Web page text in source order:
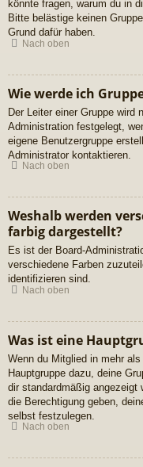
könnte fragen, warum du in
Bitte belästige keinen
Grund dafür haben.
Nach oben
Wie werde ich
Der Leiter einer Gruppe wird
Administration festgelegt,
eigene Benutzergruppe
Administrator kontaktieren.
Nach oben
Weshalb werden
farbig dargestellt?
Es ist der Board-
verschiedene Farben
identifizieren sind.
Nach oben
Was ist eine
Wenn du Mitglied in mehr
Hauptgruppe dazu, deine
dir standardmäßig angezeigt
die Berechtigung geben,
selbst festzulegen.
Nach oben